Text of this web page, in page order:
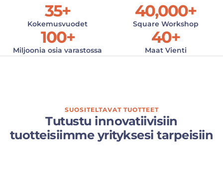
Kokemusvuodet
35+
Square Workshop
40,000+
Miljoonia osia varastossa
100+
Maat Vienti
40+
SUOSITELTAVAT TUOTTEET
Tutustu innovatiivisiin
tuotteisiimme yrityksesi tarpeisiin